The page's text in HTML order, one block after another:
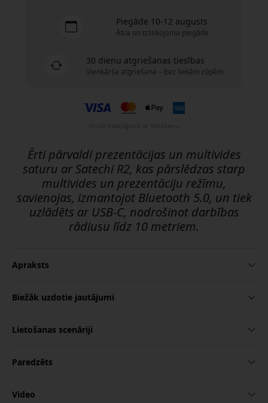
Piegāde 10-12 augusts
Ātra un izsekojama piegāde
30 dienu atgriešanas tiesības
Vienkārša atgriešana – bez liekām rūpēm
Ērti pārvaldi prezentācijas un multivides
saturu ar Satechi R2, kas pārslēdzas starp
multivides un prezentāciju režīmu,
savienojas, izmantojot Bluetooth 5.0, un tiek
uzlādēts ar USB-C, nodrošinot darbības
rādiusu līdz 10 metriem.
Apraksts
Biežāk uzdotie jautājumi
Lietošanas scenāriji
Paredzēts
Video